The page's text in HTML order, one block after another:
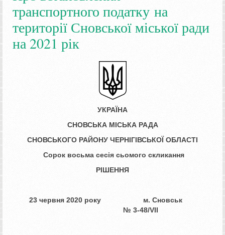
транспортного податку на
території Сновської міської ради
на 2021 рік
УКРАЇНА
СНОВСЬКА МІСЬКА РАДА
СНОВСЬКОГО РАЙОНУ ЧЕРНІГІВСЬКОЇ ОБЛАСТІ
­­­­ Сорок восьма сесія сьомого скликання
РІШЕННЯ
23 червня 2020 року м. Сновськ
№ ­­­3-48/VII